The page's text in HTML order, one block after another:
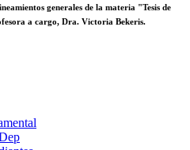
generales de la materia "Tesis de
a cargo, Dra. Victoria Bekeris.